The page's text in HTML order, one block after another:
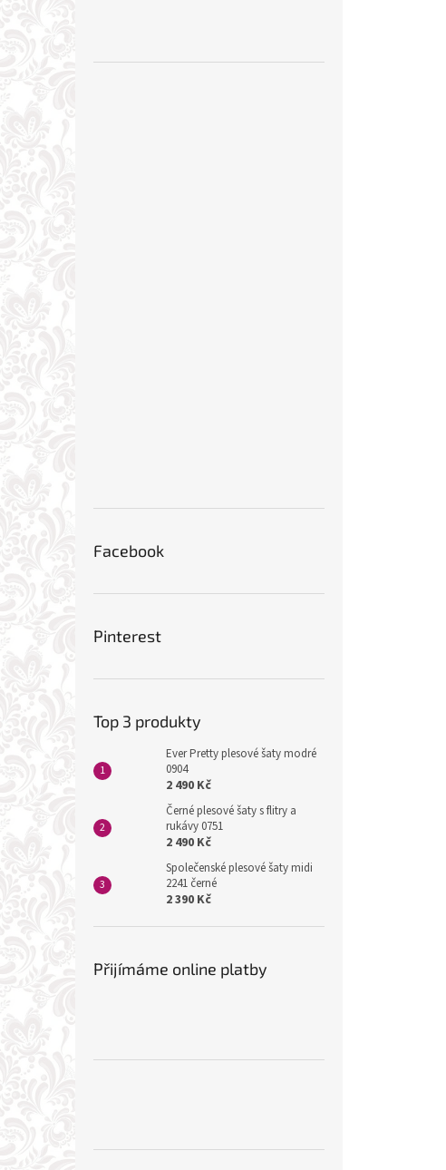
Facebook
Pinterest
Top 3 produkty
Ever Pretty plesové šaty modré
0904
2 490 Kč
Černé plesové šaty s flitry a
rukávy 0751
2 490 Kč
Společenské plesové šaty midi
2241 černé
2 390 Kč
Přijímáme online platby